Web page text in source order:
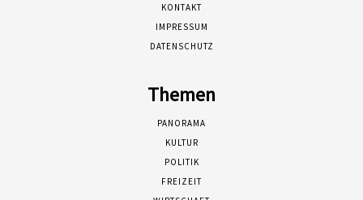
KONTAKT
IMPRESSUM
DATENSCHUTZ
Themen
PANORAMA
KULTUR
POLITIK
FREIZEIT